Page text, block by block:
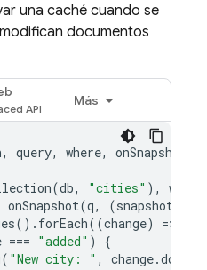
una caché cuando se
documentos
Más
, query, where, onSnapshot
(db, "cities" ), where
onSnapshot(q, (snapshot
(). forEach((change) =>
=== "added" )
{
( "New city: " , change.doc